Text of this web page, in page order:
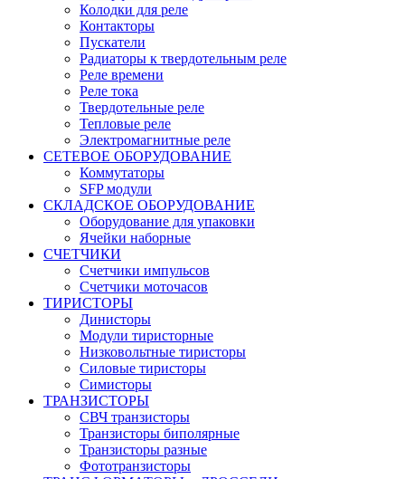
Колодки для реле
Контакторы
Пускатели
Радиаторы к твердотельным реле
Реле времени
Реле тока
Твердотельные реле
Тепловые реле
Электромагнитные реле
СЕТЕВОЕ ОБОРУДОВАНИЕ
Коммутаторы
SFP модули
СКЛАДСКОЕ ОБОРУДОВАНИЕ
Оборудование для упаковки
Ячейки наборные
СЧЕТЧИКИ
Счетчики импульсов
Счетчики моточасов
ТИРИСТОРЫ
Динисторы
Модули тиристорные
Низковольтные тиристоры
Силовые тиристоры
Симисторы
ТРАНЗИСТОРЫ
СВЧ транзисторы
Транзисторы биполярные
Транзисторы разные
Фототранзисторы